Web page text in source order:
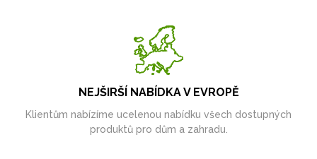
NEJŠIRŠÍ NABÍDKA V EVROPĚ
Klientům nabízíme ucelenou nabídku všech dostupných
produktů pro dům a zahradu.